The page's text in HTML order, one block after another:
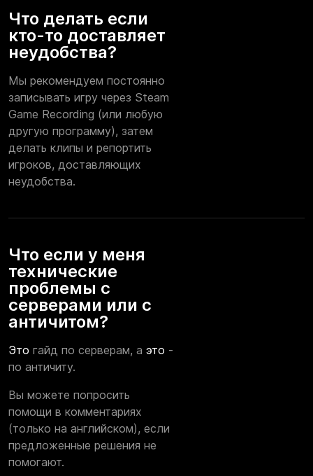
Что делать если
кто-то доставляет
неудобства?
Мы рекомендуем постоянно
записывать игру через Steam
Game Recording (или любую
другую программу), затем
делать клипы и репортить
игроков, доставляющих
неудобства.
Что если у меня
технические
проблемы с
серверами или с
античитом?
Это гайд по серверам, а это -
по античиту.
Вы можете попросить
помощи в комментариях
(только на английском), если
предложенные решения не
помогают.